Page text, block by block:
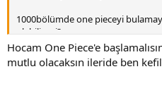
1000bölümde one pieceyi
olabilir mi?
Hocam One Piece'e
mutlu olacaksın ileride ben